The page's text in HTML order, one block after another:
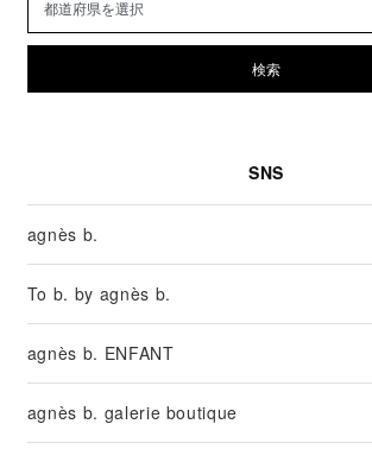
検索
SNS
agnès b.
To b. by agnès b.
agnès b. ENFANT
agnès b. galerie boutique